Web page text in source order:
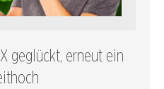
geglückt, erneut ein